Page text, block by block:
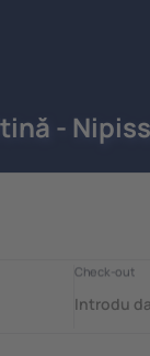
-